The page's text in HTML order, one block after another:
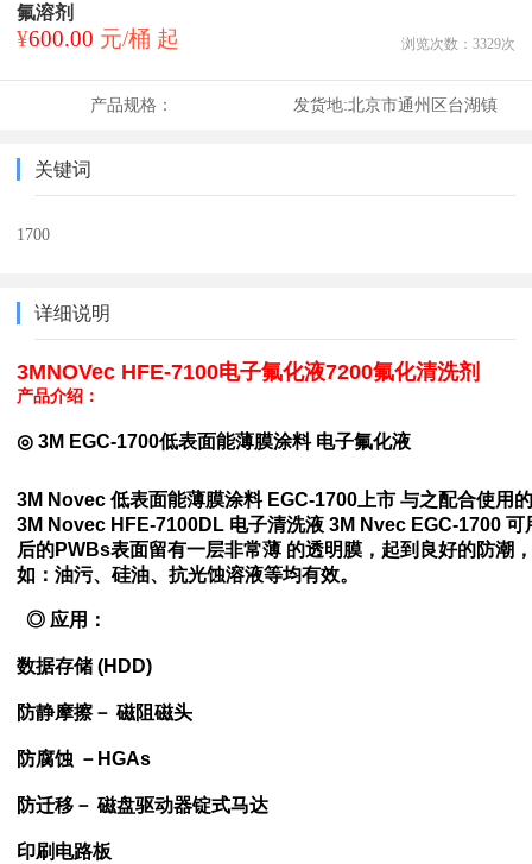
氟溶剂
¥600.00 元/桶 起 浏览次数： 3329次
产品规格： 发货地:北京市通州区台湖镇
关键词
1700
详细说明
3MNOVec HFE-7100电子氟化液7200氟化清洗剂
产品介绍：
◎ 3M EGC-1700低表面能薄膜涂料 电子氟化液
3M Novec 低表面能薄膜涂料 EGC-1700上市 与之配合使用
3M Novec HFE-7100DL 电子清洗液 3M Nvec EGC-1700
后的PWBs表面留有一层非常薄 的透明膜，起到良好的防潮
如：油污、硅油、抗光蚀溶液等均有效。
◎ 应用：
数据存储 (HDD)
防静摩擦－ 磁阻磁头
防腐蚀 －HGAs
防迁移－ 磁盘驱动器锭式马达
印刷电路板